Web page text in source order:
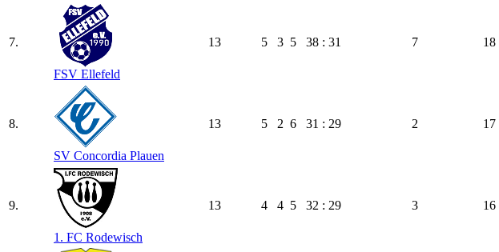
7.
FSV Ellefeld
13 5 3 5 38 : 31 7 18
8.
SV Concordia Plauen
13 5 2 6 31 : 29 2 17
9.
1. FC Rodewisch
13 4 4 5 32 : 29 3 16